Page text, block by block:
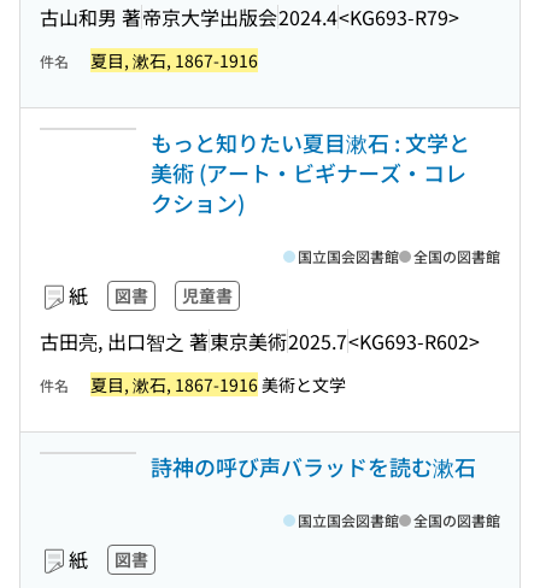
古山和男 著帝京大学出版会2024.4<KG693-R79>
件名 夏目, 漱石, 1867-1916
もっと知りたい夏目漱石 : 文学と
美術 (アート・ビギナーズ・コレ
クション)
紙 図書 児童書
古田亮, 出口智之 著東京美術2025.7<KG693-R602>
国立国会図書館 全国の図書館
件名 夏目, 漱石, 1867-1916美術と文学
詩神の呼び声バラッドを読む漱石
紙 図書
国立国会図書館 全国の図書館